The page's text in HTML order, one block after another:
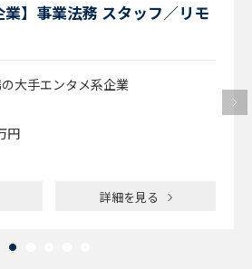
業】事業法務 スタッフ／リモ
大手エンタメ系企業
円
詳細を見る